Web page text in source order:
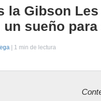
la Gibson
un sueño
| 1 min de lectura